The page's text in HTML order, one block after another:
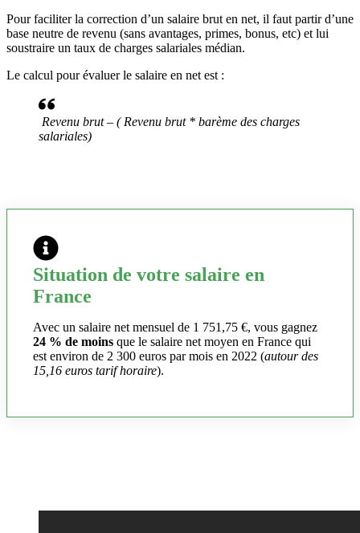
Pour faciliter la correction d’un salaire brut en net, il faut partir d’une
base neutre de revenu (sans avantages, primes, bonus, etc) et lui
soustraire un taux de charges salariales médian.
Le calcul pour évaluer le salaire en net est :
Revenu brut – ( Revenu brut * barème des charges
salariales)
Situation de votre salaire en
France
Avec un salaire net mensuel de 1 751,75 €, vous gagnez
24 % de moins que le salaire net moyen en France qui
est environ de 2 300 euros par mois en 2022 (autour des
15,16 euros tarif horaire).